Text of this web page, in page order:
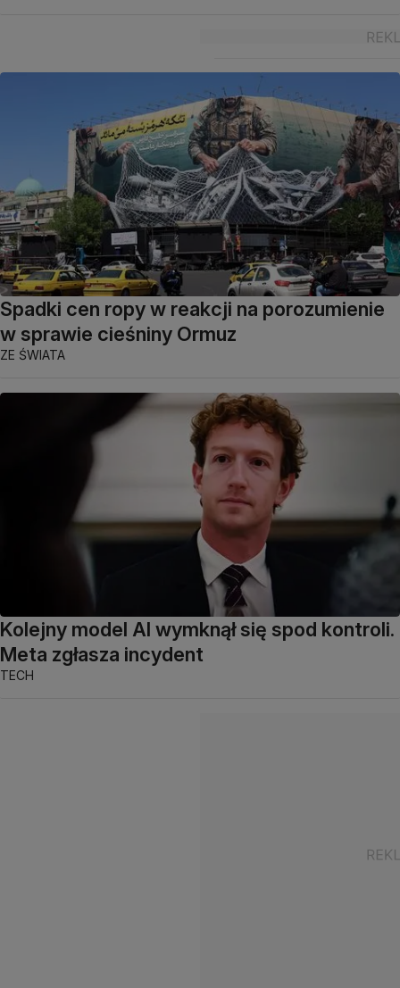
Spadki cen ropy w reakcji na porozumienie
w sprawie cieśniny Ormuz
ZE ŚWIATA
Kolejny model AI wymknął się spod kontroli.
Meta zgłasza incydent
TECH